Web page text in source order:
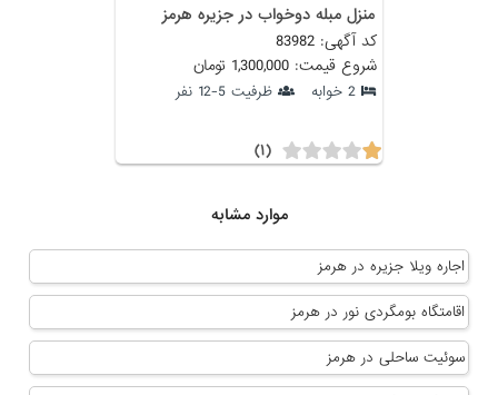
منزل مبله دوخواب در جزیره هرمز
کد آگهی: 83982
شروع قیمت: 1,300,000 تومان
2 خوابه ظرفیت 5-12 نفر
(۱)
موارد مشابه
اجاره ویلا جزیره در هرمز
اقامتگاه بومگردی نور در هرمز
سوئیت ساحلی در هرمز